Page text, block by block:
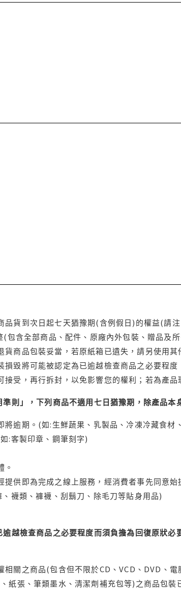
品貨到次日起七天猶豫期(含例假日)的權益(請
包含全部商品、配件、原廠內外包裝、贈品及
貨商品包裝妥當，若原紙箱已遺失，請另使用
損毀將可能被認定為已逾越檢查商品之必要程
接受，再行拆封，以免影響您的權利；若為產
則」，下列商品不適用七日猶豫期，除產品本
將逾期。(如:生鮮蔬果、乳製品、冷凍冷藏食材
:客製印章、鋼筆刻字)
。
提供即為完成之線上服務，經消費者事先同意
襪類、褲襪、刮鬍刀、除毛刀等貼身用品)
越檢查商品之必要程度而須負擔為回復原狀
相關之商品(包含但不限於CD、VCD、DVD、
紙張、筆類墨水、清潔劑補充包等)之商品包